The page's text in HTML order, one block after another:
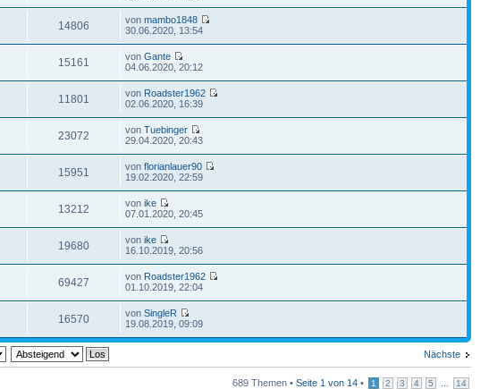
14806 vonmambo1848
30.06.2020, 13:54
15161 vonGante
04.06.2020, 20:12
11801 von Roadster1962
02.06.2020, 16:39
23072 vonTuebinger
29.04.2020, 20:43
15951 vonflorianlauer90
19.02.2020, 22:59
13212 vonike
07.01.2020, 20:45
19680 vonike
16.10.2019, 20:56
69427 von Roadster1962
01.10.2019, 22:04
16570 vonSingleR
19.08.2019, 09:09
Nächste
689 Themen • Seite 1 von 14 • 1 2 3 4 5 14